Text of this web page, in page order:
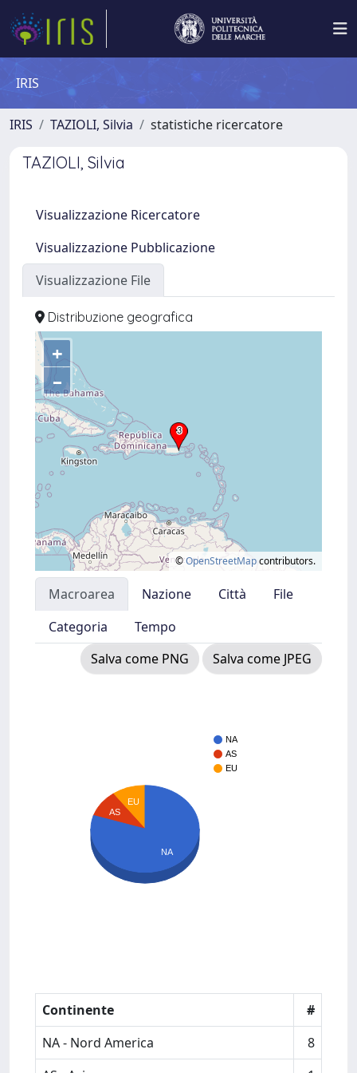
IRIS
IRIS TAZIOLI, Silvia statistiche ricercatore
TAZIOLI, Silvia
Visualizzazione Ricercatore
Visualizzazione Pubblicazione
Visualizzazione File
Distribuzione geografica
+
–
©OpenStreetMapcontributors.
Macroarea Nazione Città
File
Categoria
Tempo
Salva come PNG
Salva come JPEG
NA
AS
EU
EU
AS
NA
Continente
#
NA - Nord America
8